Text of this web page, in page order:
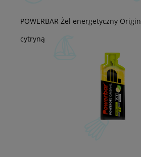
POWERBAR Żel energetyczny
cytryną